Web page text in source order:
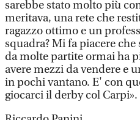
sarebbe stato molto più
meritava, una rete che
ragazzo ottimo e un
squadra? Mi fa piacere
da molte partite ormai ha
avere mezzi da vendere e
in pochi vantano. E' con
giocarci il derby col Carpi».